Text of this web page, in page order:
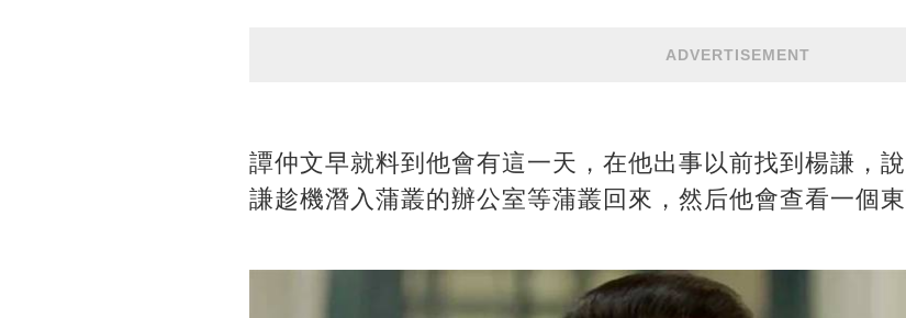
ADVERTISEMENT
譚仲文早就料到他會有這一天，在他出事以前找到楊謙，
謙趁機潛入蒲叢的辦公室等蒲叢回來，然后他會查看一個